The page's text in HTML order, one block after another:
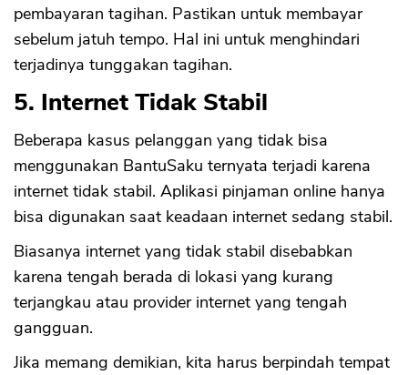
pembayaran tagihan. Pastikan untuk membayar
sebelum jatuh tempo. Hal ini untuk menghindari
terjadinya tunggakan tagihan.
5. Internet Tidak Stabil
Beberapa kasus pelanggan yang tidak bisa
menggunakan BantuSaku ternyata terjadi karena
internet tidak stabil. Aplikasi pinjaman online hanya
bisa digunakan saat keadaan internet sedang stabil.
Biasanya internet yang tidak stabil disebabkan
karena tengah berada di lokasi yang kurang
terjangkau atau provider internet yang tengah
gangguan.
Jika memang demikian, kita harus berpindah tempat